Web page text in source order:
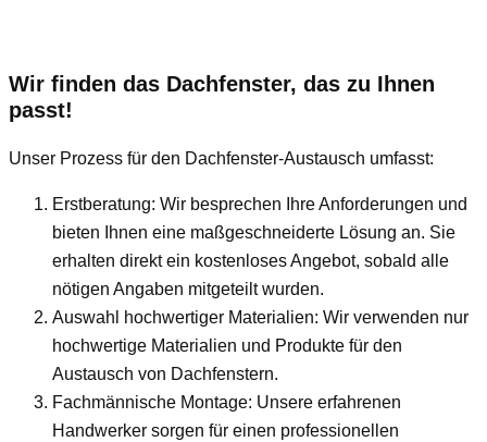
Wir finden das Dachfenster, das zu Ihnen
passt!
Unser Prozess für den Dachfenster-Austausch umfasst:
Erstberatung: Wir besprechen Ihre Anforderungen und
bieten Ihnen eine maßgeschneiderte Lösung an. Sie
erhalten direkt ein kostenloses Angebot, sobald alle
nötigen Angaben mitgeteilt wurden.
Auswahl hochwertiger Materialien: Wir verwenden nur
hochwertige Materialien und Produkte für den
Austausch von Dachfenstern.
Fachmännische Montage: Unsere erfahrenen
Handwerker sorgen für einen professionellen